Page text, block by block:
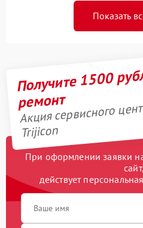
Показать
Получите 1500
ремонт
Акция сервисного
Trijicon
При оформлении заявки
сайт,
действует